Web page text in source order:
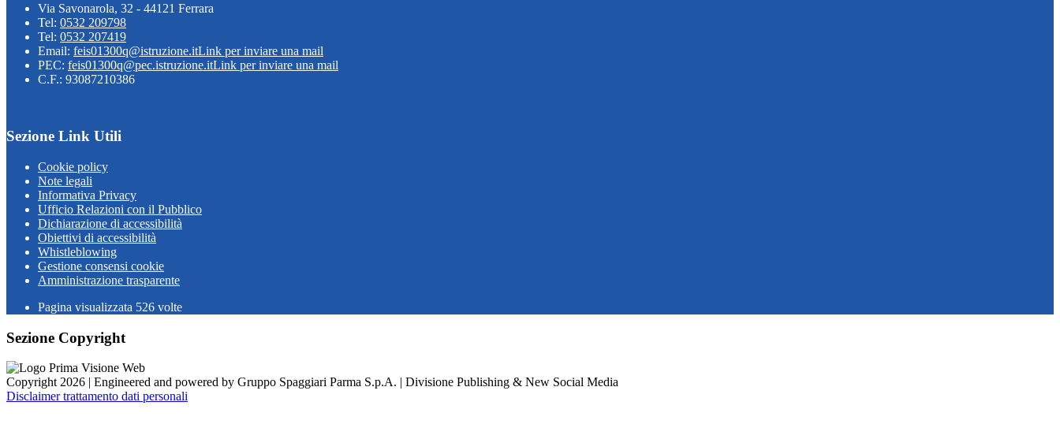
Via Savonarola, 32 - 44121 Ferrara
Tel: 0532 209798
Tel: 0532 207419
Email: feis01300q@istruzione.itLink per inviare una mail
PEC: feis01300q@pec.istruzione.itLink per inviare una mail
C.F.: 93087210386
Sezione Link Utili
Cookie policy
Note legali
Informativa Privacy
Ufficio Relazioni con il Pubblico
Dichiarazione di accessibilità
Obiettivi di accessibilità
Whistleblowing
Gestione consensi cookie
Amministrazione trasparente
Pagina visualizzata 526 volte
Sezione Copyright
Copyright 2026 | Engineered and powered by Gruppo Spaggiari Parma S.p.A. | Divisione Publishing & New Social Media
Disclaimer trattamento dati personali